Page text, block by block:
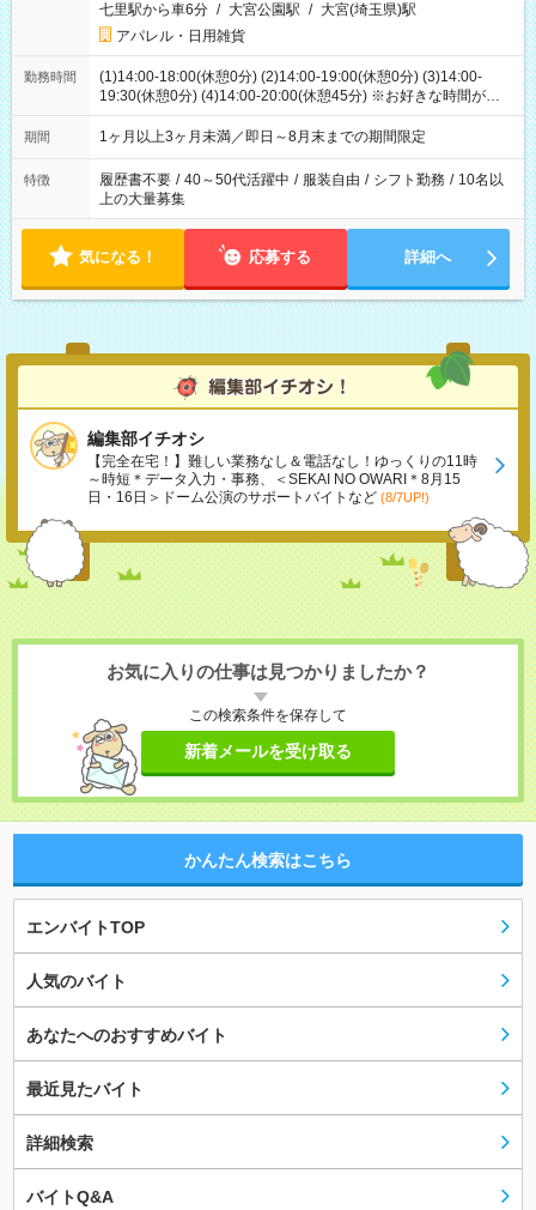
七里駅から車6分 / 大宮公園駅 / 大宮(埼玉県)駅
アパレル・日用雑貨
勤務時間
(1)14:00-18:00(休憩0分) (2)14:00-19:00(休憩0分) (3)14:00-
19:30(休憩0分) (4)14:00-20:00(休憩45分) ※お好きな時間が選べ
ます
期間 1ヶ月以上3ヶ月未満／即日～8月末までの期間限定
特徴 履歴書不要 / 40～50代活躍中 / 服装自由 / シフト勤務 / 10名以
上の大量募集
気になる！ 応募する 詳細へ
編集部イチオシ
【完全在宅！】難しい業務なし＆電話なし！ゆっくりの11時
～時短＊データ入力・事務、＜SEKAI NO OWARI＊8月15
日・16日＞ドーム公演のサポートバイトなど (8/7UP!)
お気に入りの仕事は見つかりましたか？
この検索条件を保存して
新着メールを受け取る
かんたん検索はこちら
エンバイトTOP
人気のバイト
あなたへのおすすめバイト
最近見たバイト
詳細検索
バイトQ&A